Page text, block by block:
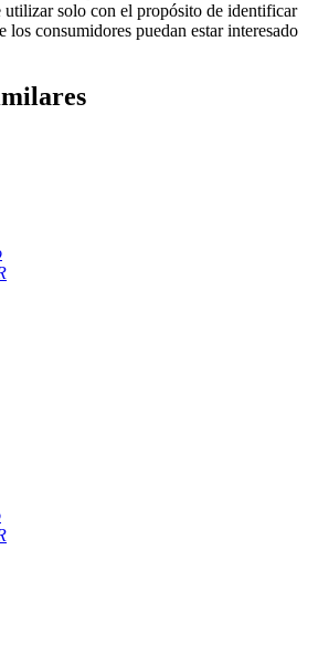
utilizar solo con el propósito de identificar
los consumidores puedan estar interesado